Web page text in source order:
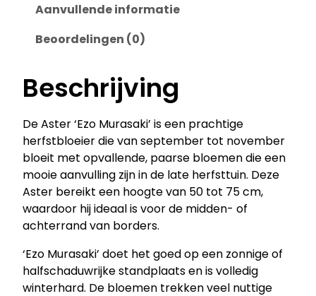
u
s
a
k
i
'
–
H
r
f
Aanvullende informatie
Beoordelingen (0)
Beschrijving
De Aster ‘Ezo Murasaki’ is een prachtige
herfstbloeier die van september tot november
bloeit met opvallende, paarse bloemen die een
mooie aanvulling zijn in de late herfsttuin. Deze
Aster bereikt een hoogte van 50 tot 75 cm,
waardoor hij ideaal is voor de midden- of
achterrand van borders.
‘Ezo Murasaki’ doet het goed op een zonnige of
halfschaduwrijke standplaats en is volledig
winterhard. De bloemen trekken veel nuttige